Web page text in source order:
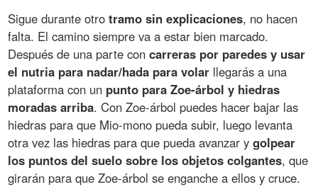
Sigue durante otrotramo sin explicaciones, no hacen
falta. El camino siempre va a estar bien marcado.
Después de una parte concarreras por paredes y usar
el nutria para nadar/hada para volar llegarás a una
plataforma con un punto para Zoe-árbol y hiedras
moradas arriba. Con Zoe-árbol puedes hacer bajar las
hiedras para que Mio-mono pueda subir, luego levanta
otra vez las hiedras para que pueda avanzar ygolpear
los puntos del suelo sobre los objetos colgantes, que
girarán para que Zoe-árbol se enganche a ellos y cruce.